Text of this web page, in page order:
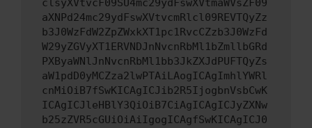
clsyXVtvcF09SU4mc29ydFswXVtmaWVsZF09
aXNPd24mc29ydFswXVtvcmRlcl09REVTQyZz
b3J0WzFdW2ZpZWxkXT1pc1RvcCZzb3J0WzFd
W29yZGVyXT1ERVNDJnNvcnRbMl1bZmllbGRd
PXByaWNlJnNvcnRbMl1bb3JkZXJdPUFTQyZs
aW1pdD0yMCZza2lwPTAiLAogICAgImhlYWRl
cnMiOiB7fSwKICAgICJib2R5IjogbnVsbCwK
ICAgICJleHBlY3QiOiB7CiAgICAgICJyZXNw
b25zZVR5cGUiOiAiIgogICAgfSwKICAgICJ0